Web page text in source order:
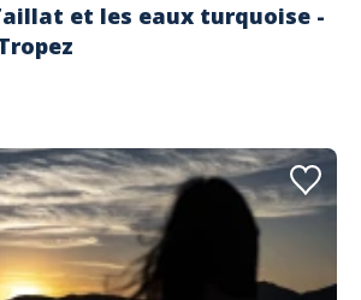
et les eaux turquoise -